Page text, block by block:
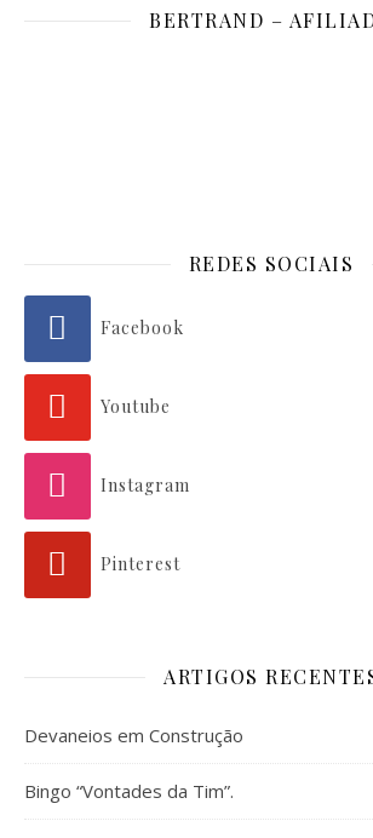
BERTRAND –
REDES SOCIAIS
Facebook
Youtube
Instagram
Pinterest
ARTIGOS
Devaneios em Construção
Bingo “Vontades da Tim”.